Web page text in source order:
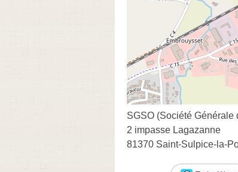
SGSO (Société Générale
2 impasse Lagazanne
81370 Saint-Sulpice-la-